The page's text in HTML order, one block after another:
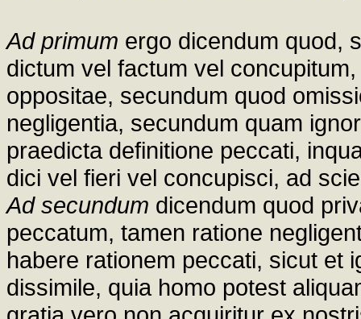
Ad primum ergo dicendum quod,
dictum vel factum vel
oppositae, secundum quod
negligentia, secundum quam
praedicta definitione peccati,
dici vel fieri vel concupisci, ad
Ad secundum dicendum quod
peccatum, tamen ratione
habere rationem peccati, sicut et
dissimile, quia homo potest